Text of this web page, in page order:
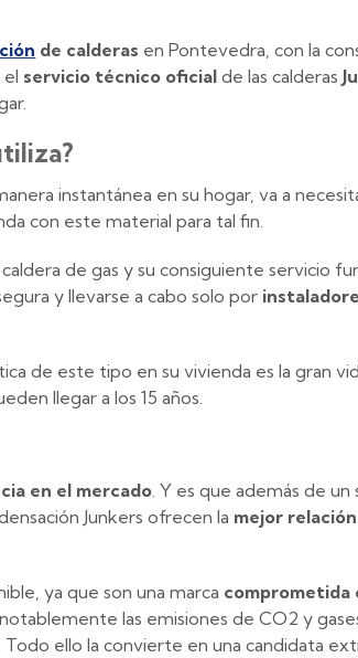
de calderas en Pontevedra, con la
servicio técnico oficial de las calderas
instantánea en su hogar, va a
con este material para tal fin.
de gas y su consiguiente servicio
y llevarse a cabo solo por
de este tipo en su vivienda es la gran
llegar a los 15 años.
en el mercado . Y es que además de
Junkers ofrecen la mejor
ya que son una marca comprometida
las emisiones de CO2 y
ello la convierte en una candidata